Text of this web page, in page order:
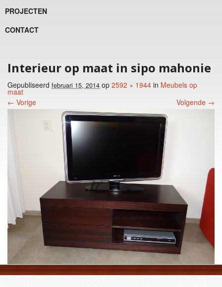
PROJECTEN
CONTACT
Interieur op maat in sipo mahonie
Gepubliseerd februari 15, 2014 op 2592 × 1944 in Meubels op
maat
Foto menu
← Vorige Volgende →